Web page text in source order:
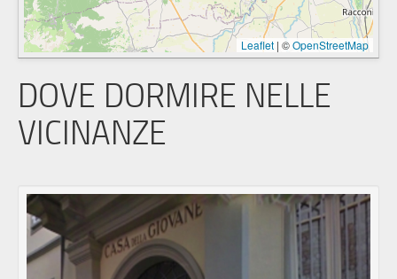
Leaflet | ©OpenStreetMap
DOVE DORMIRE NELLE
VICINANZE